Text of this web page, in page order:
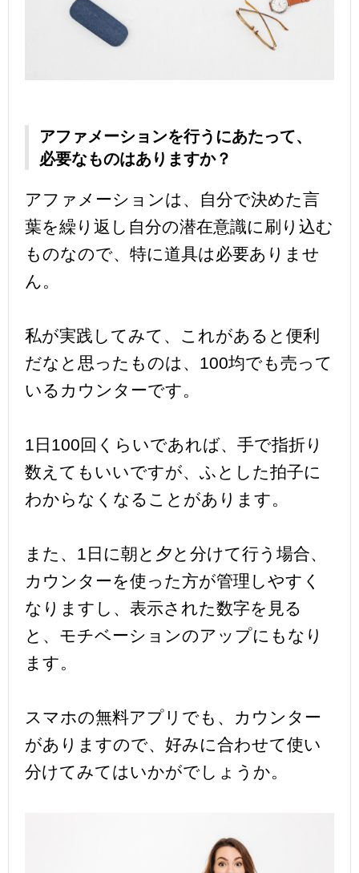
アファメーションを行うにあたって、
必要なものはありますか？
アファメーションは、自分で決めた言
葉を繰り返し自分の潜在意識に刷り込む
ものなので、特に道具は必要ありませ
ん。
私が実践してみて、これがあると便利
だなと思ったものは、100均でも売って
いるカウンターです。
1日100回くらいであれば、手で指折り
数えてもいいですが、ふとした拍子に
わからなくなることがあります。
また、1日に朝と夕と分けて行う場合、
カウンターを使った方が管理しやすく
なりますし、表示された数字を見る
と、モチベーションのアップにもなり
ます。
スマホの無料アプリでも、カウンター
がありますので、好みに合わせて使い
分けてみてはいかがでしょうか。